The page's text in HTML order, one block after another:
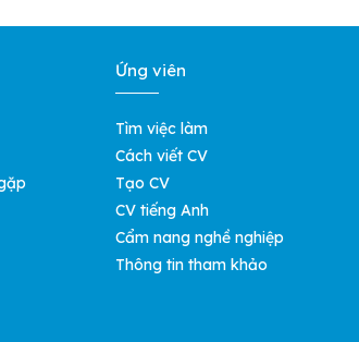
Ứng viên
Tìm việc làm
Cách viết CV
Tạo CV
CV tiếng Anh
Cẩm nang nghề nghiệp
Thông tin tham khảo